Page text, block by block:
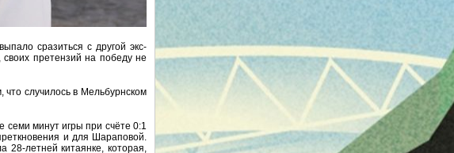
сразиться с другой экс-
претензий на победу не
случилось в Мельбурнском
семи минут игры при счёте 0:1
и для Шараповой.
28-летней китаянке, которая,